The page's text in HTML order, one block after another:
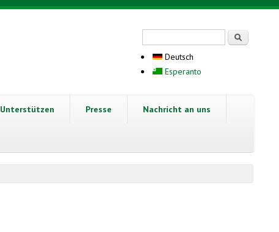
Deutsch
Esperanto
Unterstützen Presse Nachricht an uns